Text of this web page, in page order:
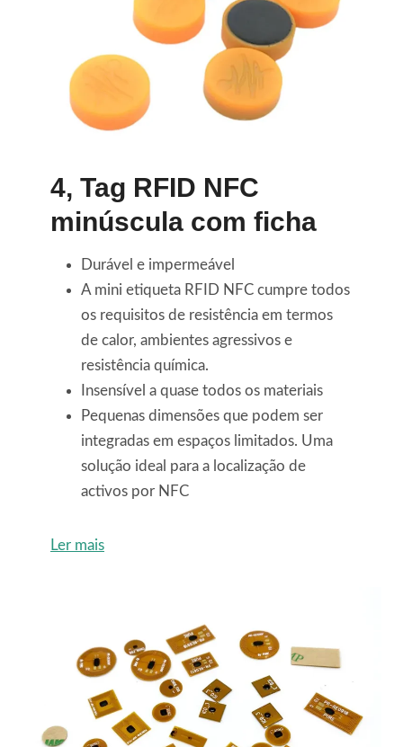
4, Tag RFID NFC
minúscula com ficha
Durável e impermeável
A mini etiqueta RFID NFC cumpre todos
os requisitos de resistência em termos
de calor, ambientes agressivos e
resistência química.
Insensível a quase todos os materiais
Pequenas dimensões que podem ser
integradas em espaços limitados. Uma
solução ideal para a localização de
activos por NFC
Ler mais